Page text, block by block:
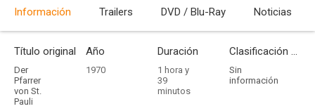
Información Trailers DVD / Blu-Ray Noticias
Título original
Der
Pfarrer
von St.
Pauli
Año
1970
Duración
1 hora y
39
minutos
Clasificación por edades
Sin
información